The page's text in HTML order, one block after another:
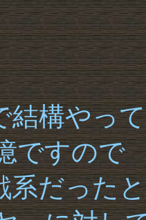
結構やっ
ですので
系だった